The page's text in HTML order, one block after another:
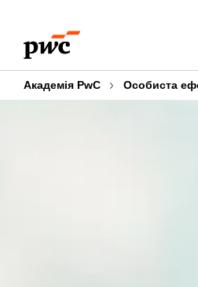
content
footer
Академія PwC Особиста